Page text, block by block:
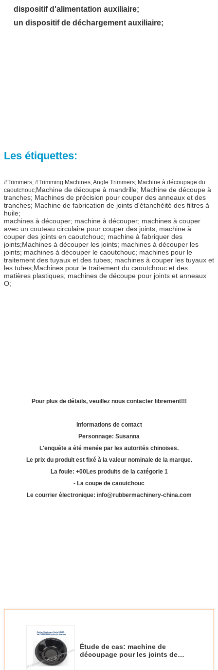
dispositif d'alimentation auxiliaire;
un dispositif de déchargement auxiliaire;
Les étiquettes:
#Trimmers; #Trimming Machines; Angle Trimmers; Machine à découpage du
caoutchouc;Machine de découpe à mandrille; Machine de découpe à
tranches; Machines de précision pour couper des anneaux et des
tranches; Machine de fabrication de joints d'étanchéité des filtres à
huile;
machines à découper; machine à découper; machines à couper
avec un couteau circulaire pour couper des joints; machine à
couper des joints en caoutchouc; machine à fabriquer des
joints;Machines à découper les joints; machines à découper les
joints; machines à découper le caoutchouc; machines pour le
traitement des tuyaux et des tubes; machines à couper les tuyaux et
les tubes;Machines pour le traitement du caoutchouc et des
matières plastiques; machines de découpe pour joints et anneaux
O;
Pour plus de détails, veuillez nous contacter librement!!!
Informations de contact
Personnage: Susanna
L'enquête a été menée par les autorités chinoises.
Le prix du produit est fixé à la valeur nominale de la marque.
La foule: +00Les produits de la catégorie 1
- La coupe de caoutchouc
Le courrier électronique: info@rubbermachinery-china.com
Étude de cas: machine de
découpage pour les joints de